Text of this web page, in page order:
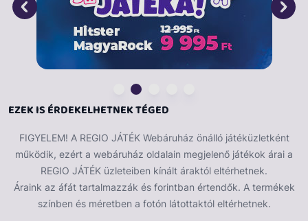
EZEK IS ÉRDEKELHETNEK TÉGED
FIGYELEM! A REGIO JÁTÉK Webáruház önálló játéküzletként
működik, ezért a webáruház oldalain megjelenő játékok árai a
REGIO JÁTÉK üzleteiben kínált áraktól eltérhetnek.
Áraink az áfát tartalmazzák és forintban értendők. A termékek
színben és méretben a fotón látottaktól eltérhetnek.